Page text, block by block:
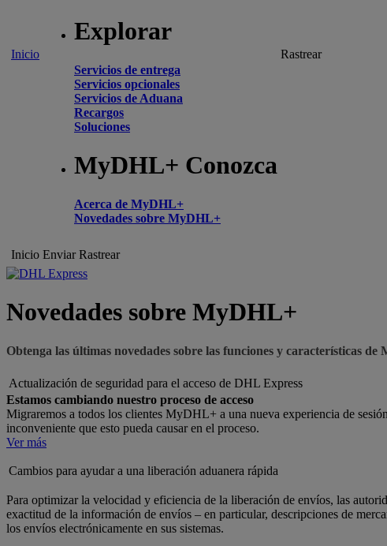
Inicio
Explorar
Servicios de entrega
Servicios opcionales
Servicios de Aduana
Recargos
Soluciones
MyDHL+ Conozca
Acerca de MyDHL+
Novedades sobre MyDHL+
Rastrear
Inicio Enviar Rastrear
Novedades sobre MyDHL+
Obtenga las últimas novedades sobre las funciones y características de
Actualización de seguridad para el acceso de DHL Express
Estamos cambiando nuestro proceso de acceso
Migraremos a todos los clientes MyDHL+ a una nueva experiencia de
inconveniente que esto pueda causar en el proceso.
Ver más
Cambios para ayudar a una liberación aduanera rápida
Para optimizar la velocidad y eficiencia de la liberación de envíos, las
exactitud de la información de envíos – en particular, descripciones de
los envíos electrónicamente en sus sistemas.